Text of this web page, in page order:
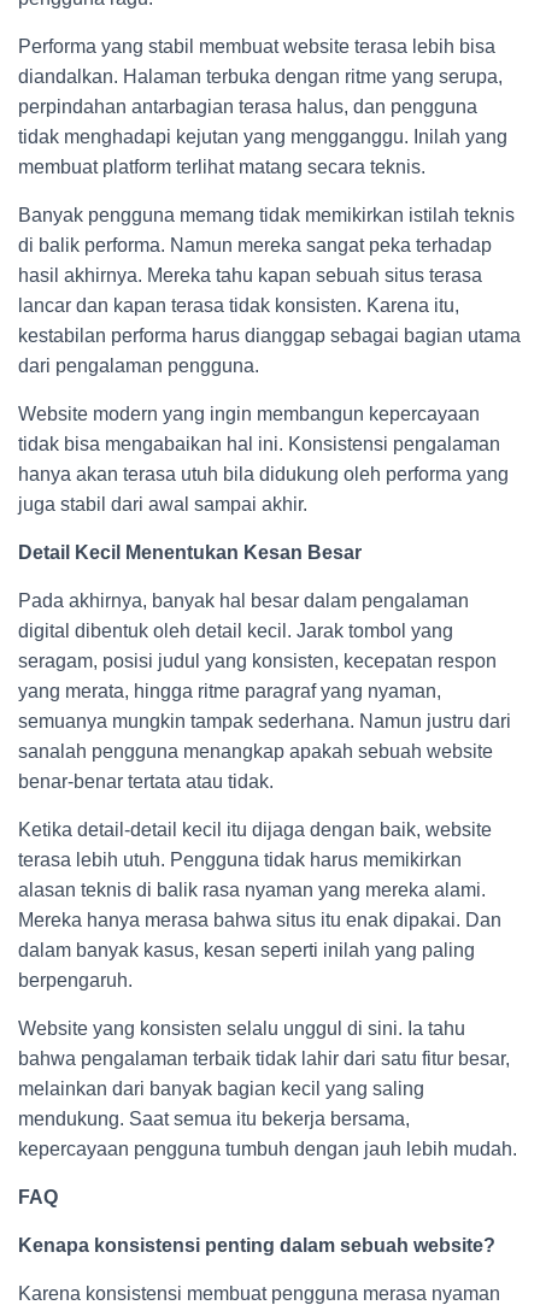
Performa yang stabil membuat website terasa lebih bisa
diandalkan. Halaman terbuka dengan ritme yang serupa,
perpindahan antarbagian terasa halus, dan pengguna
tidak menghadapi kejutan yang mengganggu. Inilah yang
membuat platform terlihat matang secara teknis.
Banyak pengguna memang tidak memikirkan istilah teknis
di balik performa. Namun mereka sangat peka terhadap
hasil akhirnya. Mereka tahu kapan sebuah situs terasa
lancar dan kapan terasa tidak konsisten. Karena itu,
kestabilan performa harus dianggap sebagai bagian utama
dari pengalaman pengguna.
Website modern yang ingin membangun kepercayaan
tidak bisa mengabaikan hal ini. Konsistensi pengalaman
hanya akan terasa utuh bila didukung oleh performa yang
juga stabil dari awal sampai akhir.
Detail Kecil Menentukan Kesan Besar
Pada akhirnya, banyak hal besar dalam pengalaman
digital dibentuk oleh detail kecil. Jarak tombol yang
seragam, posisi judul yang konsisten, kecepatan respon
yang merata, hingga ritme paragraf yang nyaman,
semuanya mungkin tampak sederhana. Namun justru dari
sanalah pengguna menangkap apakah sebuah website
benar-benar tertata atau tidak.
Ketika detail-detail kecil itu dijaga dengan baik, website
terasa lebih utuh. Pengguna tidak harus memikirkan
alasan teknis di balik rasa nyaman yang mereka alami.
Mereka hanya merasa bahwa situs itu enak dipakai. Dan
dalam banyak kasus, kesan seperti inilah yang paling
berpengaruh.
Website yang konsisten selalu unggul di sini. Ia tahu
bahwa pengalaman terbaik tidak lahir dari satu fitur besar,
melainkan dari banyak bagian kecil yang saling
mendukung. Saat semua itu bekerja bersama,
kepercayaan pengguna tumbuh dengan jauh lebih mudah.
FAQ
Kenapa konsistensi penting dalam sebuah website?
Karena konsistensi membuat pengguna merasa nyaman